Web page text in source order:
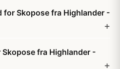
for Skopose fra Highlander -
fra Highlander -